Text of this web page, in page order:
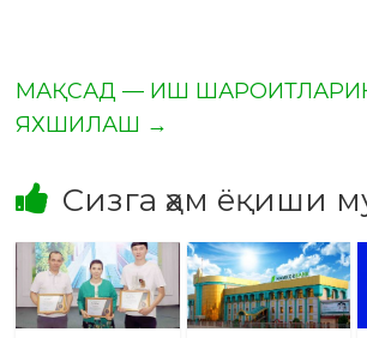
МАҚСАД — ИШ
ЯХШИЛАШ →
Сизга ҳам ёқиши